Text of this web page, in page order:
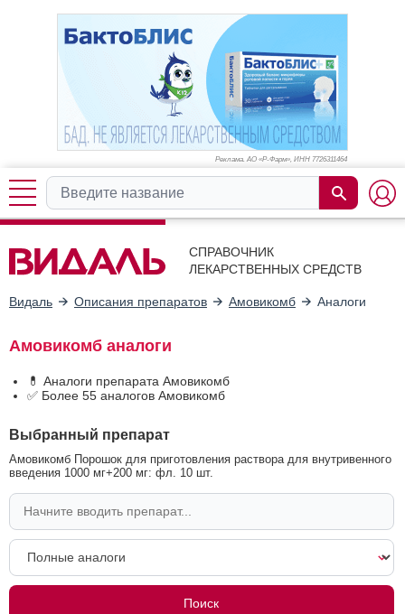
Реклама. АО «Р-Фарм», ИНН 7726311464
СПРАВОЧНИК
ЛЕКАРСТВЕННЫХ СРЕДСТВ
Видаль Описания препаратов Амовикомб Аналоги
Амовикомб аналоги
💊 Аналоги препарата Амовикомб
✅ Более 55 аналогов Амовикомб
Выбранный препарат
Амовикомб Порошок для приготовления раствора для внутривенного
введения 1000 мг+200 мг: фл. 10 шт.